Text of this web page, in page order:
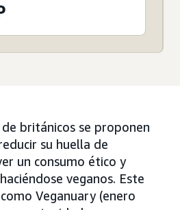
británicos se proponen
su huella de
un consumo ético y
veganos. Este
Veganuary (enero